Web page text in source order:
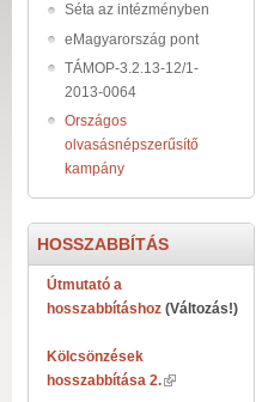
Séta az intézményben
eMagyarország pont
TÁMOP-3.2.13-12/1-
2013-0064
Országos
olvasásnépszerűsítő
kampány
HOSSZABBÍTÁS
Útmutató a
hosszabbításhoz (Változás!)
Kölcsönzések
hosszabbítása 2.